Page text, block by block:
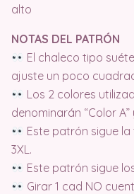
alto
NOTAS DEL PATRÓN
El chaleco tipo
ajuste un poco
Los 2 colores
denominarán “Color A”
Este patrón sigue
3XL.
Este patrón sigue
Girar 1 cad NO